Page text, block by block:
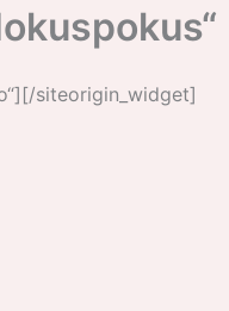
[/siteorigin_widget]